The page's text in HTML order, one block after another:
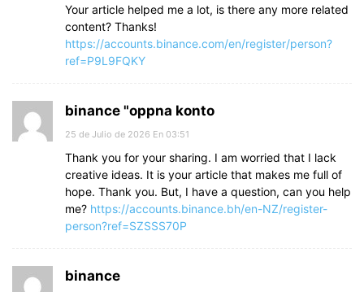
Your article helped me a lot, is there any more related
content? Thanks!
https://accounts.binance.com/en/register/person?
ref=P9L9FQKY
binance "oppna konto
25 de Julio de 2026 En 03:51
Thank you for your sharing. I am worried that I lack
creative ideas. It is your article that makes me full of
hope. Thank you. But, I have a question, can you help
me? https://accounts.binance.bh/en-NZ/register-
person?ref=SZSSS70P
binance